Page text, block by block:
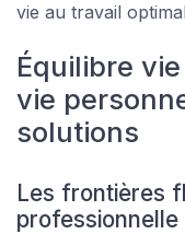
vie au travail
Équilibre
vie
solutions
Les frontières